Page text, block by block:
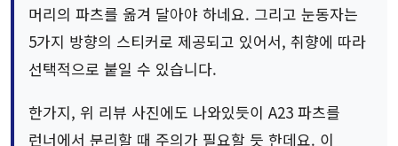
머리의 파츠를 옮겨 달아야 하네요. 그리고 눈동자는
5가지 방향의 스티커로 제공되고 있어서, 취향에 따라
선택적으로 붙일 수 있습니다.
한가지, 위 리뷰 사진에도 나와있듯이 A23 파츠를
런너에서 분리할 때 주의가 필요할 듯 한데요. 이